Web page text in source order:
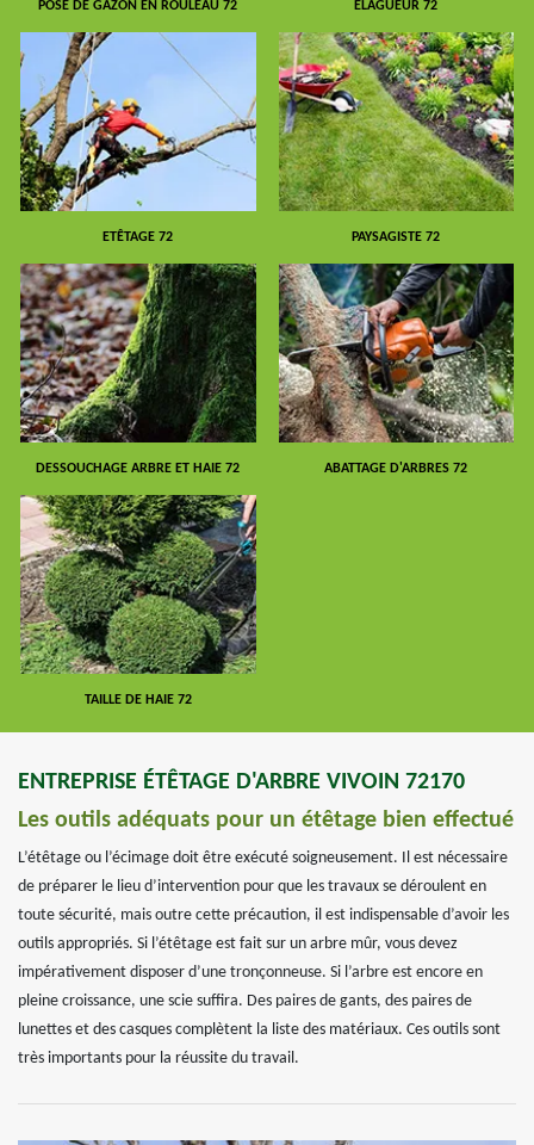
POSE DE GAZON EN ROULEAU 72 ELAGUEUR 72
ETÊTAGE 72 PAYSAGISTE 72
DESSOUCHAGE ARBRE ET HAIE 72 ABATTAGE D'ARBRES 72
TAILLE DE HAIE 72
ENTREPRISE ÉTÊTAGE D'ARBRE VIVOIN 72170
Les outils adéquats pour un étêtage bien effectué
L’étêtage ou l’écimage doit être exécuté soigneusement. Il est nécessaire
de préparer le lieu d’intervention pour que les travaux se déroulent en
toute sécurité, mais outre cette précaution, il est indispensable d’avoir les
outils appropriés. Si l’étêtage est fait sur un arbre mûr, vous devez
impérativement disposer d’une tronçonneuse. Si l’arbre est encore en
pleine croissance, une scie suffira. Des paires de gants, des paires de
lunettes et des casques complètent la liste des matériaux. Ces outils sont
très importants pour la réussite du travail.